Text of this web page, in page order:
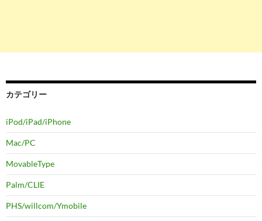
カテゴリー
iPod/iPad/iPhone
Mac/PC
MovableType
Palm/CLIE
PHS/willcom/Ymobile